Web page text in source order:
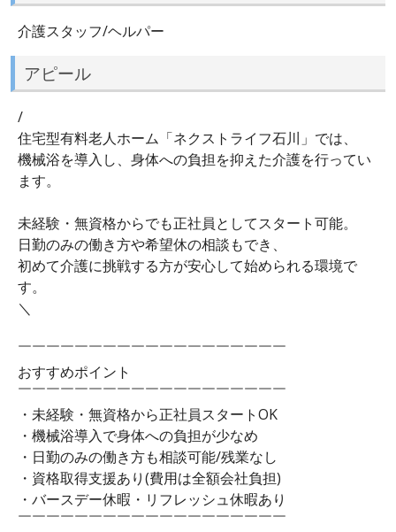
介護スタッフ/ヘルパー
アピール
/
住宅型有料老人ホーム「ネクストライフ石川」では、
機械浴を導入し、身体への負担を抑えた介護を行ってい
ます。
未経験・無資格からでも正社員としてスタート可能。
日勤のみの働き方や希望休の相談もでき、
初めて介護に挑戦する方が安心して始められる環境で
す。
＼
￣￣￣￣￣￣￣￣￣￣￣￣￣￣￣￣￣￣￣
おすすめポイント
￣￣￣￣￣￣￣￣￣￣￣￣￣￣￣￣￣￣￣
・未経験・無資格から正社員スタートOK
・機械浴導入で身体への負担が少なめ
・日勤のみの働き方も相談可能/残業なし
・資格取得支援あり(費用は全額会社負担)
・バースデー休暇・リフレッシュ休暇あり
￣￣￣￣￣￣￣￣￣￣￣￣￣￣￣￣￣￣￣